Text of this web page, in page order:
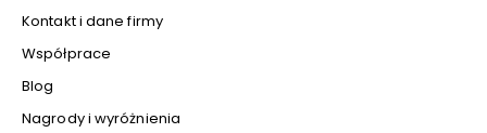
Kontakt i dane firmy
Współprace
Blog
Nagrody i wyróżnienia